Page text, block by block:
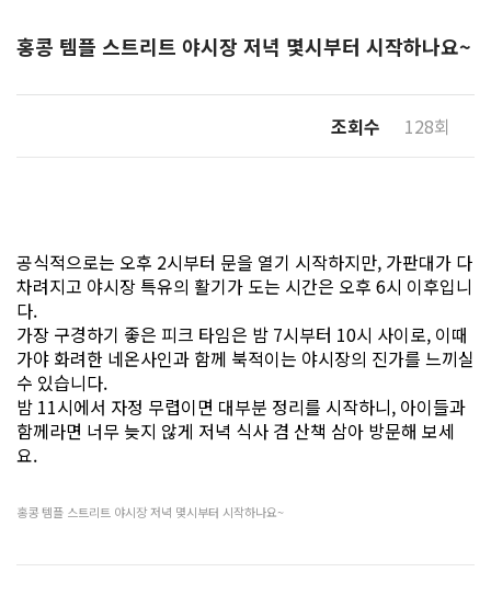
홍콩 템플 스트리트 야시장 저녁 몇시부터 시작하나요~
조회수 128회
공식적으로는 오후 2시부터 문을 열기 시작하지만, 가판대가 다
차려지고 야시장 특유의 활기가 도는 시간은 오후 6시 이후입니
다.
가장 구경하기 좋은 피크 타임은 밤 7시부터 10시 사이로, 이때
가야 화려한 네온사인과 함께 북적이는 야시장의 진가를 느끼실
수 있습니다.
밤 11시에서 자정 무렵이면 대부분 정리를 시작하니, 아이들과
함께라면 너무 늦지 않게 저녁 식사 겸 산책 삼아 방문해 보세
요.
홍콩 템플 스트리트 야시장 저녁 몇시부터 시작하나요~